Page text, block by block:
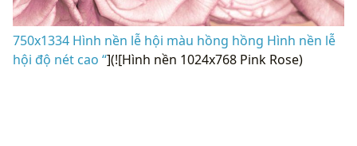
750x1334 Hình nền lễ hội màu hồng hồng Hình nền lễ
hội độ nét cao “](![Hình nền 1024x768 Pink Rose)